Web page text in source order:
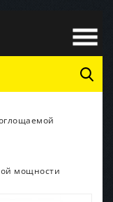
мощности